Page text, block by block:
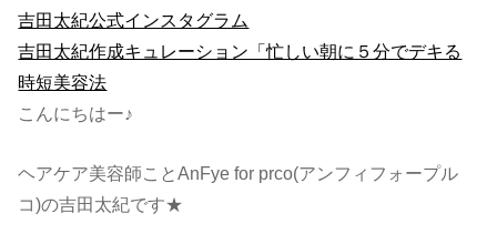
吉田太紀公式インスタグラム
吉田太紀作成キュレーション「忙しい朝に５分でデキる
時短美容法
こんにちはー♪
ヘアケア美容師ことAnFye for prco(アンフィフォープル
コ)の吉田太紀です★